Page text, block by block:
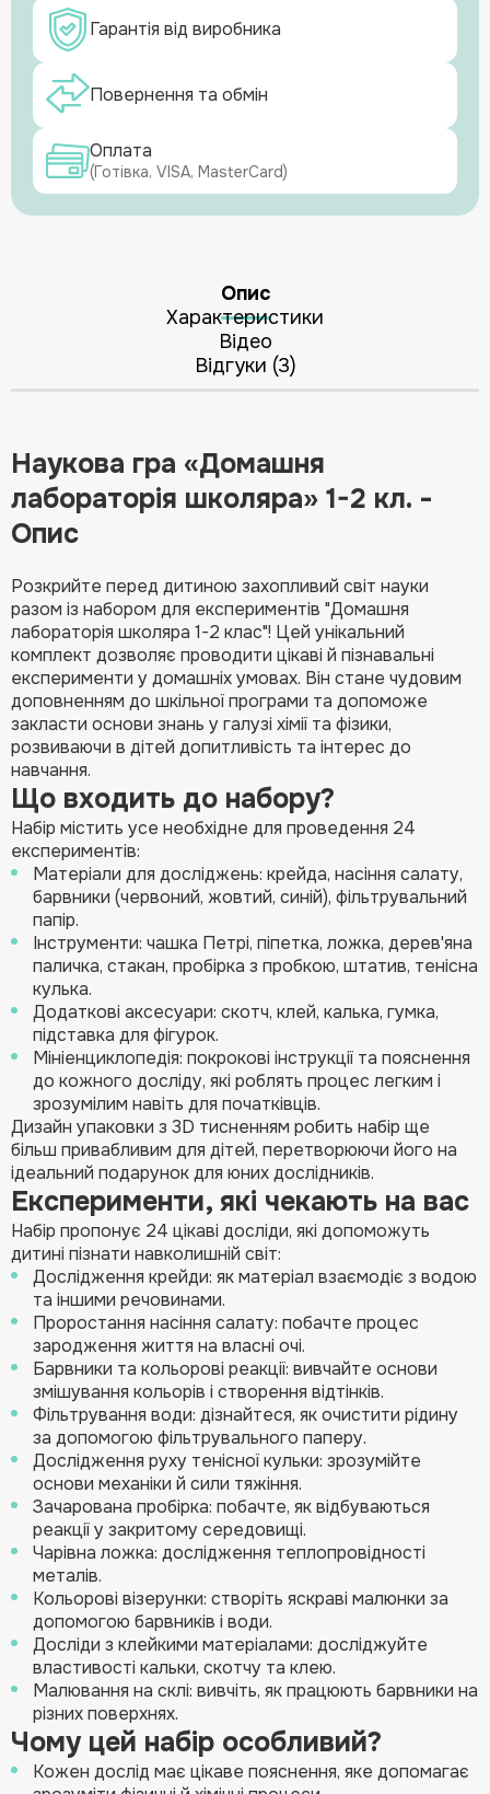
Гарантія від виробника
Повернення та обмін
Оплата
(Готівка, VISA, MasterCard)
Опис
Характеристики
Відео
Відгуки (3)
Наукова гра «Домашня
лабораторія школяра» 1-2 кл. -
Опис
Розкрийте перед дитиною захопливий світ науки
разом із набором для експериментів "Домашня
лабораторія школяра 1-2 клас"! Цей унікальний
комплект дозволяє проводити цікаві й пізнавальні
експерименти у домашніх умовах. Він стане чудовим
доповненням до шкільної програми та допоможе
закласти основи знань у галузі хімії та фізики,
розвиваючи в дітей допитливість та інтерес до
навчання.
Що входить до набору?
Набір містить усе необхідне для проведення 24
експериментів:
Матеріали для досліджень: крейда, насіння салату,
барвники (червоний, жовтий, синій), фільтрувальний
папір.
Інструменти: чашка Петрі, піпетка, ложка, дерев'яна
паличка, стакан, пробірка з пробкою, штатив, тенісна
кулька.
Додаткові аксесуари: скотч, клей, калька, гумка,
підставка для фігурок.
Мініенциклопедія: покрокові інструкції та пояснення
до кожного досліду, які роблять процес легким і
зрозумілим навіть для початківців.
Дизайн упаковки з 3D тисненням робить набір ще
більш привабливим для дітей, перетворюючи його на
ідеальний подарунок для юних дослідників.
Експерименти, які чекають на вас
Набір пропонує 24 цікаві досліди, які допоможуть
дитині пізнати навколишній світ:
Дослідження крейди: як матеріал взаємодіє з водою
та іншими речовинами.
Проростання насіння салату: побачте процес
зародження життя на власні очі.
Барвники та кольорові реакції: вивчайте основи
змішування кольорів і створення відтінків.
Фільтрування води: дізнайтеся, як очистити рідину
за допомогою фільтрувального паперу.
Дослідження руху тенісної кульки: зрозумійте
основи механіки й сили тяжіння.
Зачарована пробірка: побачте, як відбуваються
реакції у закритому середовищі.
Чарівна ложка: дослідження теплопровідності
металів.
Кольорові візерунки: створіть яскраві малюнки за
допомогою барвників і води.
Досліди з клейкими матеріалами: досліджуйте
властивості кальки, скотчу та клею.
Малювання на склі: вивчіть, як працюють барвники на
різних поверхнях.
Чому цей набір особливий?
Кожен дослід має цікаве пояснення, яке допомагає